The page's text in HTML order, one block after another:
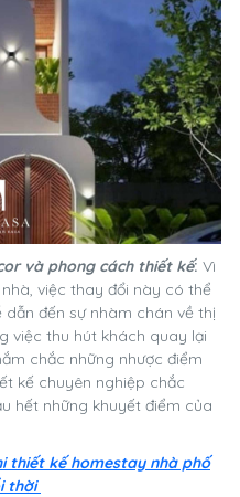
và phong cách thiết kế: Vì
việc thay đổi này có thể
đến sự nhàm chán về thị
việc thu hút khách quay lại
chắc những nhược điểm
kế chuyên nghiệp chắc
hết những khuyết điểm của
thiết kế homestay nhà phố
thời